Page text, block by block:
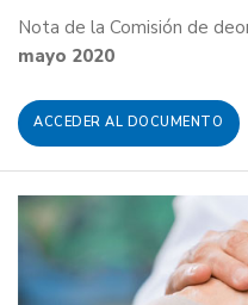
Nota de la Comisión de
mayo 2020
ACCEDER AL DOCUMENTO